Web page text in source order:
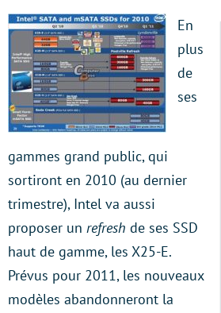
En
plus
de
ses
gammes grand public, qui
sortiront en 2010 (au dernier
trimestre), Intel va aussi
proposer un refresh de ses SSD
haut de gamme, les X25-E.
Prévus pour 2011, les nouveaux
modèles abandonneront la